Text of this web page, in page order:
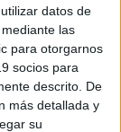
datos de
las
para otorgarnos
socios para
descrito. De
más detallada y
su
las
de
y muy […]